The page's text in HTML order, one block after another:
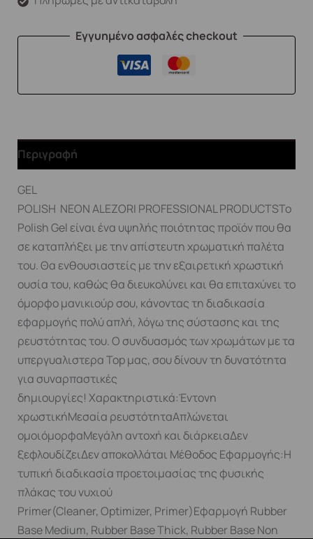
Εγγυημένο ασφαλές checkout
Περιγραφή
GEL
POLISH NEON ALEZORI PROFESSIONAL PRODUCTSΤο
Polish Gel είναι ένα υψηλής ποιότητας προϊόν που θα
σε καταπλήξει με την απίστευτη χρωματική παλέτα
του. Θα ενθουσιαστείς με την εξαιρετική χρωστική
ουσία του, καθώς θα διευκολύνει και θα επιταχύνει το
όμορφο μανικιούρ σου, κάνοντας τη διαδικασία
εφαρμογής πολύ απλή, λόγω της σύστασης και της
ρευστότητας του. Ο συνδυασμός των χρωμάτων με τα
υπεργυαλιστερα Top μας, σου δίνουν τη δυνατότητα
για συναρπαστικές
δημιουργίες! Χαρακτηριστικά:Έντονη
χρωστικήΜεσαία ρευστότηταΑπλώνεται
ομοιόμορφαΜεγάλη αντοχή και διάρκειαΔεν
ξεφλουδίζειΔεν αποκολλάται Μέθοδος Εφαρμογής:Η
τυπική διαδικασία προετοιμασίας της φυσικής
πλάκας του νυχιού
Primer(Cleaner, Optimizer, Primer)Εφαρμογή Rubber
Base Medium, Rubber Base Thick, Rubber Base Non